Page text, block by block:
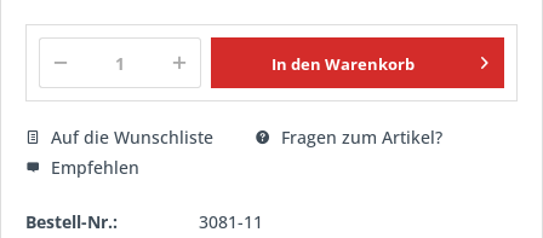
In den Warenkorb
Auf die Wunschliste
Fragen zum Artikel?
Empfehlen
Bestell-Nr.:
3081-11